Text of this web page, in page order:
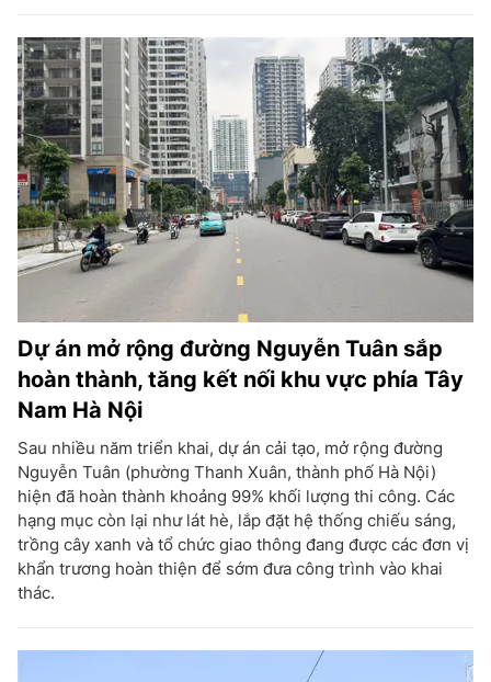
Dự án mở rộng đường Nguyễn Tuân sắp
hoàn thành, tăng kết nối khu vực phía Tây
Nam Hà Nội
Sau nhiều năm triển khai, dự án cải tạo, mở rộng đường
Nguyễn Tuân (phường Thanh Xuân, thành phố Hà Nội)
hiện đã hoàn thành khoảng 99% khối lượng thi công. Các
hạng mục còn lại như lát hè, lắp đặt hệ thống chiếu sáng,
trồng cây xanh và tổ chức giao thông đang được các đơn vị
khẩn trương hoàn thiện để sớm đưa công trình vào khai
thác.